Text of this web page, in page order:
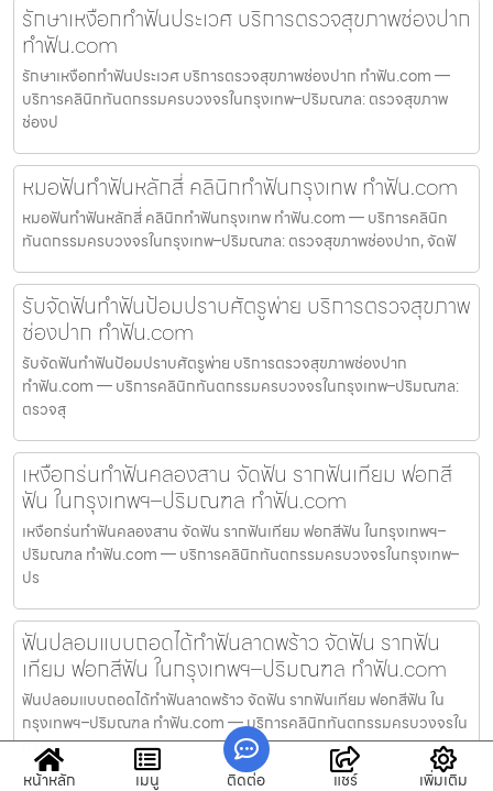
รักษาเหงือกทำฟันประเวศ บริการตรวจสุขภาพช่องปาก
ทำฟัน.com
รักษาเหงือกทำฟันประเวศ บริการตรวจสุขภาพช่องปาก ทำฟัน.com —
บริการคลินิกทันตกรรมครบวงจรในกรุงเทพ–ปริมณฑล: ตรวจสุขภาพ
ช่องป
หมอฟันทำฟันหลักสี่ คลินิกทำฟันกรุงเทพ ทำฟัน.com
หมอฟันทำฟันหลักสี่ คลินิกทำฟันกรุงเทพ ทำฟัน.com — บริการคลินิก
ทันตกรรมครบวงจรในกรุงเทพ–ปริมณฑล: ตรวจสุขภาพช่องปาก, จัดฟั
รับจัดฟันทำฟันป้อมปราบศัตรูพ่าย บริการตรวจสุขภาพ
ช่องปาก ทำฟัน.com
รับจัดฟันทำฟันป้อมปราบศัตรูพ่าย บริการตรวจสุขภาพช่องปาก
ทำฟัน.com — บริการคลินิกทันตกรรมครบวงจรในกรุงเทพ–ปริมณฑล:
ตรวจสุ
เหงือกร่นทำฟันคลองสาน จัดฟัน รากฟันเทียม ฟอกสี
ฟัน ในกรุงเทพฯ–ปริมณฑล ทำฟัน.com
เหงือกร่นทำฟันคลองสาน จัดฟัน รากฟันเทียม ฟอกสีฟัน ในกรุงเทพฯ–
ปริมณฑล ทำฟัน.com — บริการคลินิกทันตกรรมครบวงจรในกรุงเทพ–
ปร
ฟันปลอมแบบถอดได้ทำฟันลาดพร้าว จัดฟัน รากฟัน
เทียม ฟอกสีฟัน ในกรุงเทพฯ–ปริมณฑล ทำฟัน.com
ฟันปลอมแบบถอดได้ทำฟันลาดพร้าว จัดฟัน รากฟันเทียม ฟอกสีฟัน ใน
กรุงเทพฯ–ปริมณฑล ทำฟัน.com — บริการคลินิกทันตกรรมครบวงจรใน
กร
หน้าหลัก
เมนู ติดต่อ แชร์ เพิ่มเติม